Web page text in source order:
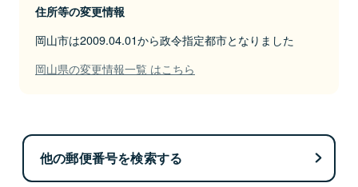
住所等の変更情報
岡山市は2009.04.01から政令指定都市となりました
岡山県の変更情報一覧 はこちら
他の郵便番号を検索する